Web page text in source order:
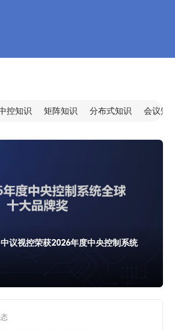
控知识 矩阵知识 分布式知识 会议知
议视控荣获2026年度中央控制系统